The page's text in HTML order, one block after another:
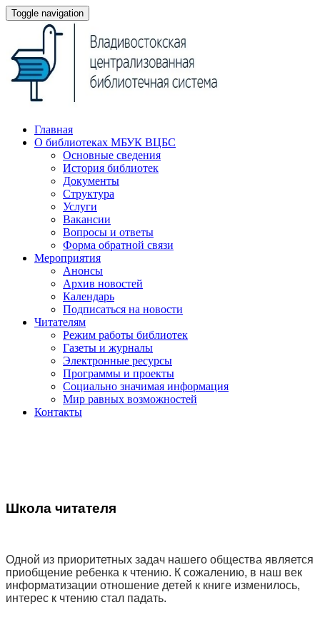
Toggle navigation
Главная
О библиотеках МБУК ВЦБС
Основные сведения
История библиотек
Документы
Структура
Услуги
Вакансии
Вопросы и ответы
Форма обратной связи
Мероприятия
Анонсы
Архив новостей
Календарь
Подписаться на новости
Читателям
Режим работы библиотек
Газеты и журналы
Электронные ресурсы
Программы и проекты
Социально значимая информация
Мир равных возможностей
Контакты
Школа читателя
Одной из приоритетных задач нашего общества является
приобщение ребенка к чтению. К сожалению, в наш век
информатизации отношение детей к книге изменилось,
интерес к чтению стал падать.